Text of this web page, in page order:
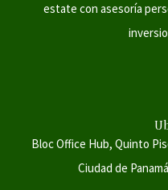
estate con asesoría
Bloc Office Hub, Quinto
Ciudad de